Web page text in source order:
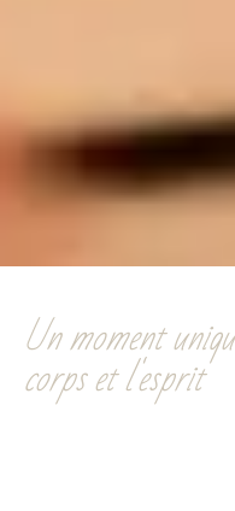
Un moment
corps et l'esprit